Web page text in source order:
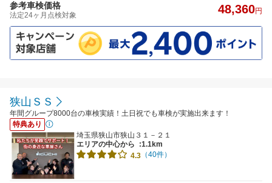
参考車検価格
法定24ヶ月点検対象 48,360円
狭山ＳＳ
年間グループ8000台の車検実績！土日祝でも車検が実施出来ます！
特典あり
埼玉県狭山市狭山３１－２１
エリアの中心から
:1.1km
4.3 （40件）